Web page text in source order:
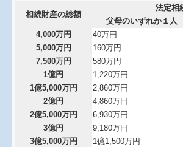
相続財産の総額
法定相
父母のいずれか１人
4,000万円
40万円
5,000万円
160万円
7,500万円
580万円
1億円
1,220万円
1億5,000万円
2,860万円
2億円
4,860万円
2億5,000万円
6,930万円
3億円
9,180万円
3億5,000万円
1億1,500万円